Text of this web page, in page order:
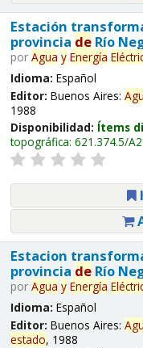
Estación
provincia deRío
por Agua y Energía
Idioma: Español
Editor: Buenos Aires:
1988
Disponibilidad: Ítems
topográfica: 621.374.5/
Estacion
provincia deRío
por Agua y Energía
Idioma: Español
Editor: Buenos Aires:
estado, 1988